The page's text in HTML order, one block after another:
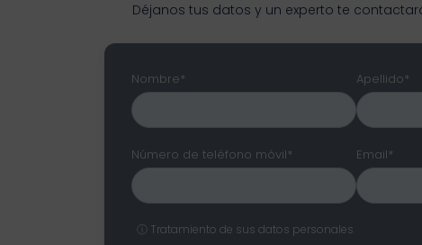
Déjanos tus datos y un experto te
Nombre* Apellido*
Número de teléfono móvil* Email*
ⓘ Tratamiento de sus datos personales